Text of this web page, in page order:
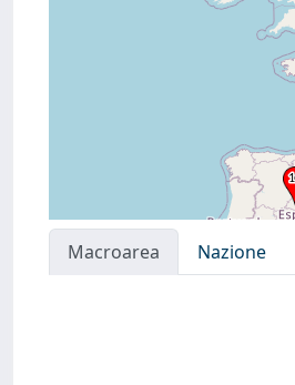
Macroarea Nazione